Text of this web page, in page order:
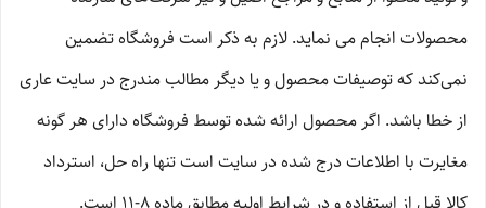
محصولات انجام می نماید. لازم به ذکر است فروشگاه تضمین
نمی‏‌کند که توصیفات محصول و یا دیگر مطالب مندرج در سایت عاری
از خطا باشد. اگر محصول ارائه شده توسط فروشگاه دارای هر گونه
مغایرت با اطلاعات درج شده در سایت است تنها راه حل، استرداد